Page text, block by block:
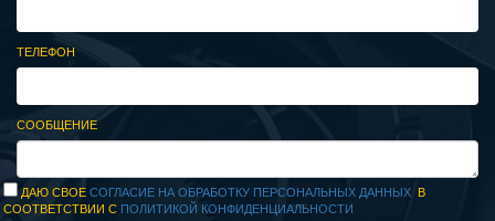
ТЕЛЕФОН
СООБЩЕНИЕ
ДАЮ СВОЕСОГЛАСИЕ НА ОБРАБОТКУ ПЕРСОНАЛЬНЫХ ДАННЫХ В
СООТВЕТСТВИИ С ПОЛИТИКОЙ КОНФИДЕНЦИАЛЬНОСТИ